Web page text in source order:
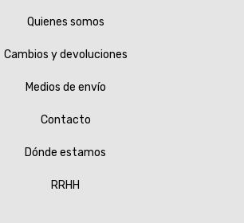
Quienes somos
Cambios y devoluciones
Medios de envío
Contacto
Dónde estamos
RRHH